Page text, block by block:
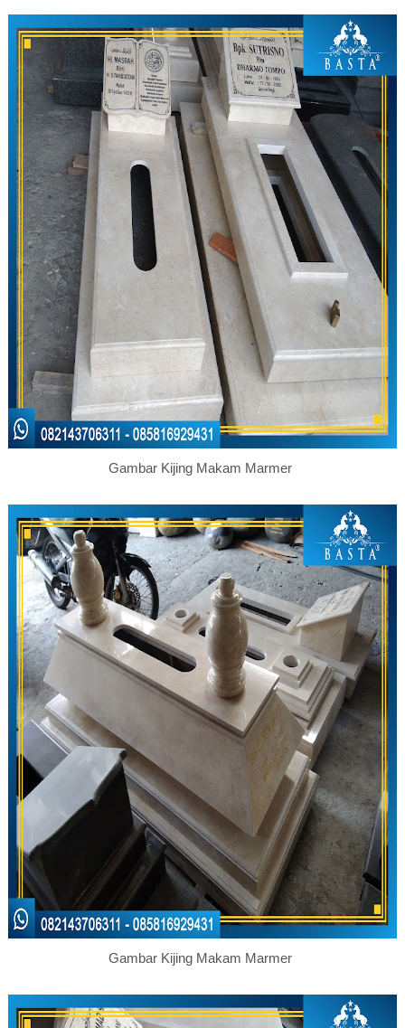
Gambar Kijing Makam Marmer
Gambar Kijing Makam Marmer